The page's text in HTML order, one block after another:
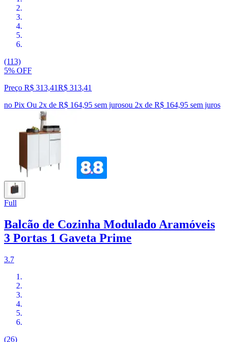
(113)
5% OFF
Preço R$ 313,41R$ 313,41
no Pix Ou 2x de R$ 164,95 sem jurosou 2x de R$ 164,95 sem juros
Full
Balcão de Cozinha Modulado Aramóveis
3 Portas 1 Gaveta Prime
3.7
(26)